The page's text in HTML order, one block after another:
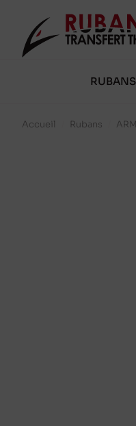
Accueil Rubans